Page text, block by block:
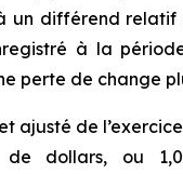
un différend relatif
à la
perte de change
ajusté de
de dollars, ou